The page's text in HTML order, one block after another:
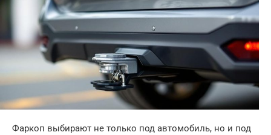
Фаркоп выбирают не только под автомобиль, но и под